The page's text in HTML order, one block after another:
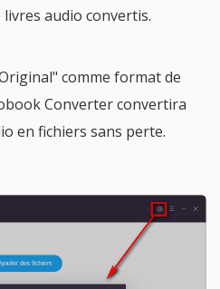
audio convertis.
comme format de
Converter convertira
en fichiers sans perte.